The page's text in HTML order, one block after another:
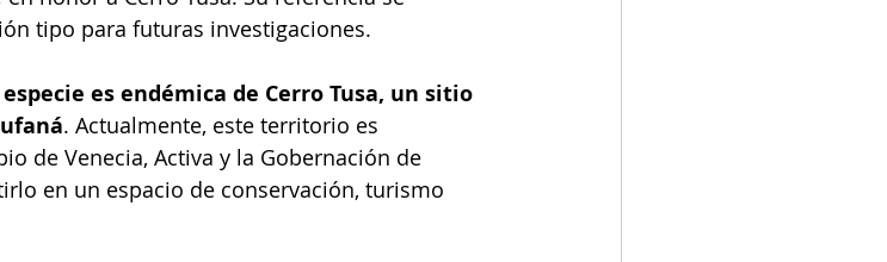
tipo para futuras investigaciones.
es endémica de Cerro Tusa, un sitio
. Actualmente, este territorio es
de Venecia, Activa y la Gobernación de
en un espacio de conservación, turismo